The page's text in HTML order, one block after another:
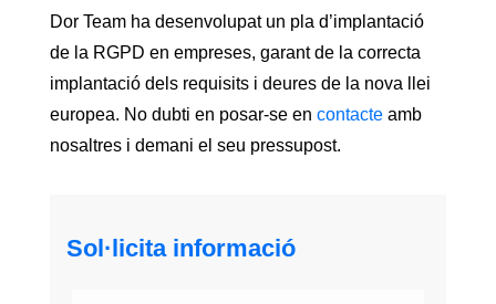
Dor Team ha desenvolupat un pla d’implantació
de la RGPD en empreses, garant de la correcta
implantació dels requisits i deures de la nova llei
europea. No dubti en posar-se en contacteamb
nosaltres i demani el seu pressupost.
Sol·licita informació